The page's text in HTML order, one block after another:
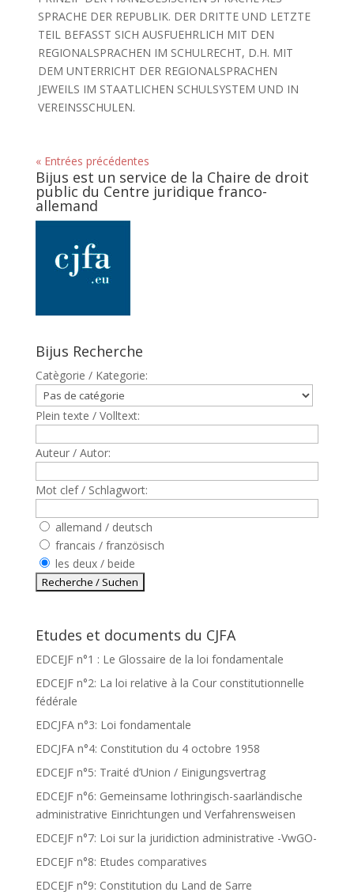
SPRACHE DER REPUBLIK. DER DRITTE UND LETZTE
TEIL BEFASST SICH AUSFUEHRLICH MIT DEN
REGIONALSPRACHEN IM SCHULRECHT, D.H. MIT
DEM UNTERRICHT DER REGIONALSPRACHEN
JEWEILS IM STAATLICHEN SCHULSYSTEM UND IN
VEREINSSCHULEN.
« Entrées précédentes
Bijus est un service de la Chaire de droit
public du Centre juridique franco-
allemand
Bijus Recherche
Catègorie / Kategorie:
Plein texte / Volltext:
Auteur / Autor:
Mot clef / Schlagwort:
allemand / deutsch
francais / französisch
les deux / beide
Etudes et documents du CJFA
EDCEJF n°1 : Le Glossaire de la loi fondamentale
EDCEJF n°2: La loi relative à la Cour constitutionnelle
fédérale
EDCJFA n°3: Loi fondamentale
EDCJFA n°4: Constitution du 4 octobre 1958
EDCEJF n°5: Traité d’Union / Einigungsvertrag
EDCEJF n°6: Gemeinsame lothringisch-saarländische
administrative Einrichtungen und Verfahrensweisen
EDCEJF n°7: Loi sur la juridiction administrative -VwGO-
EDCEJF n°8: Etudes comparatives
EDCEJF n°9: Constitution du Land de Sarre